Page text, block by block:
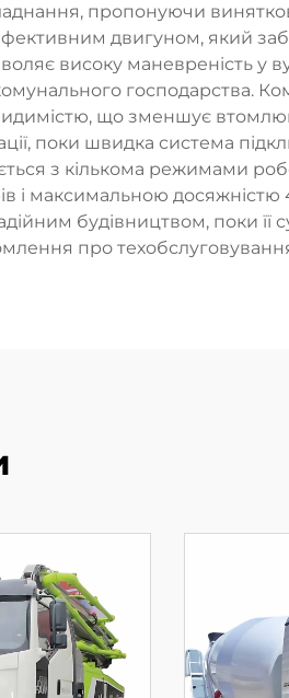
пропонуючи
двигуном, який
високу маневреність у
господарства.
що зменшує
поки швидка система
з кількома режимами
і максимальною досяжністю
будівництвом, поки її
про